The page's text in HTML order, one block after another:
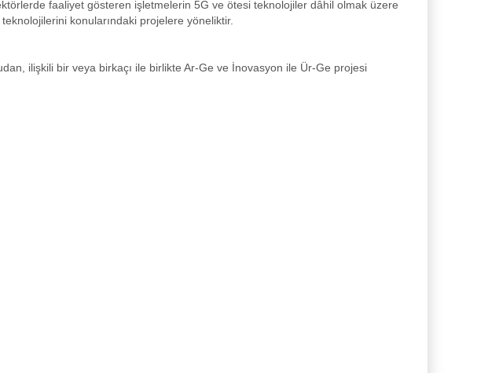
faaliyet gösteren işletmelerin 5G ve ötesi teknolojiler dâhil olmak üzere
konularındaki projelere yöneliktir.
ilişkili bir veya birkaçı ile birlikte Ar-Ge ve İnovasyon ile Ür-Ge projesi